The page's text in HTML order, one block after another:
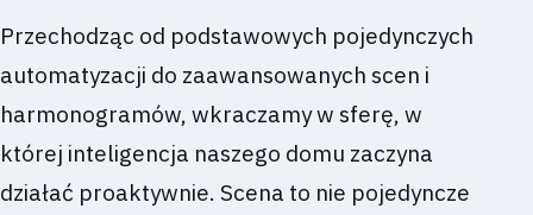
Przechodząc od podstawowych pojedynczych
automatyzacji do zaawansowanych scen i
harmonogramów, wkraczamy w sferę, w
której inteligencja naszego domu zaczyna
działać proaktywnie. Scena to nie pojedyncze